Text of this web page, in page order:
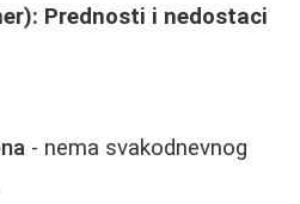
Prednosti i nedostaci
- nema svakodnevnog